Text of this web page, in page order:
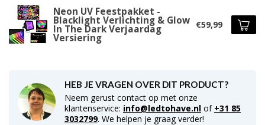
Neon UV Feestpakket -
Blacklight Verlichting & Glow
In The Dark Verjaardag
Versiering
€59,99
HEB JE VRAGEN OVER DIT PRODUCT?
Neem gerust contact op met onze
klantenservice: info@ledtohave.nl of +31 85
3032799. We helpen je graag verder!